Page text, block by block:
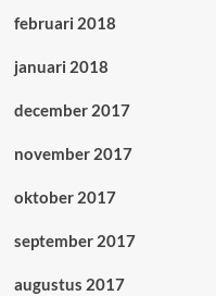
februari 2018
januari 2018
december 2017
november 2017
oktober 2017
september 2017
augustus 2017